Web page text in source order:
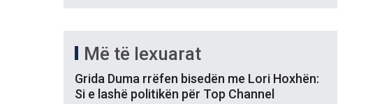
Më të lexuarat
Grida Duma rrëfen bisedën me Lori Hoxhën:
Si e lashë politikën për Top Channel